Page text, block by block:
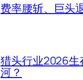
费率腰斩、巨头
猎头行业2026生
河？